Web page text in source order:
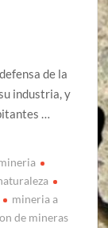
de la
industria, y
…
mineria a
de mineras